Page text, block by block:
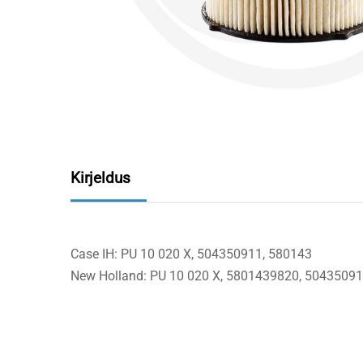
Kirjeldus
Case IH: PU 10 020 X, 504350911, 580143
New Holland: PU 10 020 X, 5801439820,